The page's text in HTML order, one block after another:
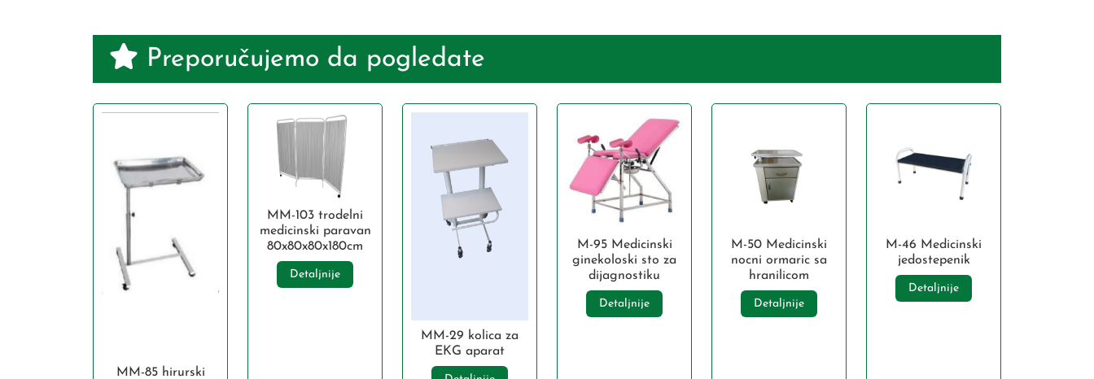
Preporučujemo da pogledate
MM-85 hirurski
MM-103 trodelni
medicinski paravan
80x80x80x180cm
Detaljnije
MM-29 kolica za
EKG aparat
M-95 Medicinski
ginekoloski sto za
dijagnostiku
Detaljnije
M-50 Medicinski
nocni ormaric sa
hranilicom
Detaljnije
M-46 Medicinski
jedostepenik
Detaljnije